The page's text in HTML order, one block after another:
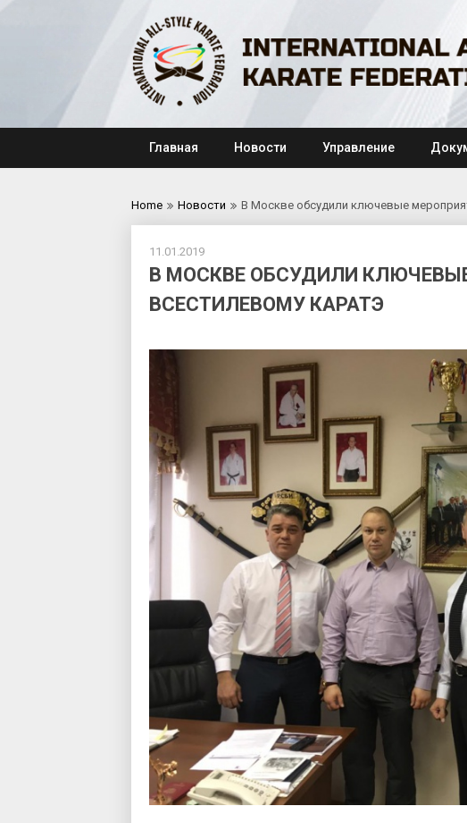
Главная Новости Управление
Home Новости В Москве обсудили ключевые
11.01.2019
В МОСКВЕ ОБСУДИЛИ
ВСЕСТИЛЕВОМУ КАРАТЭ